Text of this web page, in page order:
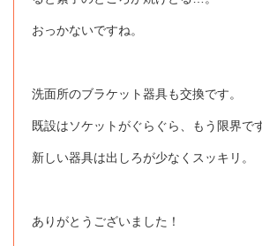
おっかないですね。
洗面所のブラケット器具も交換です。
既設はソケットがぐらぐら、もう限界で
新しい器具は出しろが少なくスッキリ。️
ありがとうございました！